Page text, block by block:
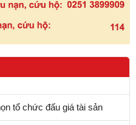
tổ chức đấu giá tài sản